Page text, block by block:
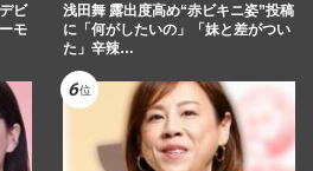
ビ
モ
浅田舞 露出度高め“赤ビキニ姿”投稿
に「何がしたいの」「妹と差がつい
た」辛辣…